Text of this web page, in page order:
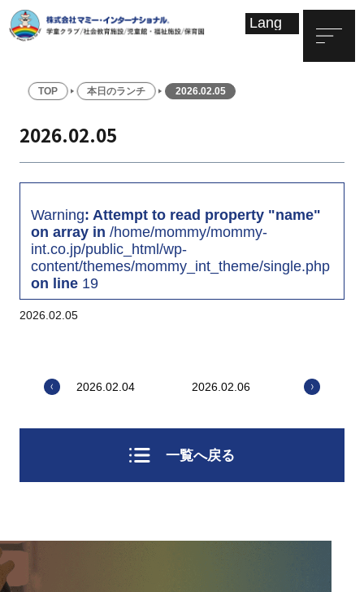
TOP 本日のランチ 2026.02.05
2026.02.05
Warning: Attempt to read property "name"
on array in /home/mommy/mommy-
int.co.jp/public_html/wp-
content/themes/mommy_int_theme/single.php
on line 19
2026.02.05
2026.02.04 2026.02.06
一覧へ戻る